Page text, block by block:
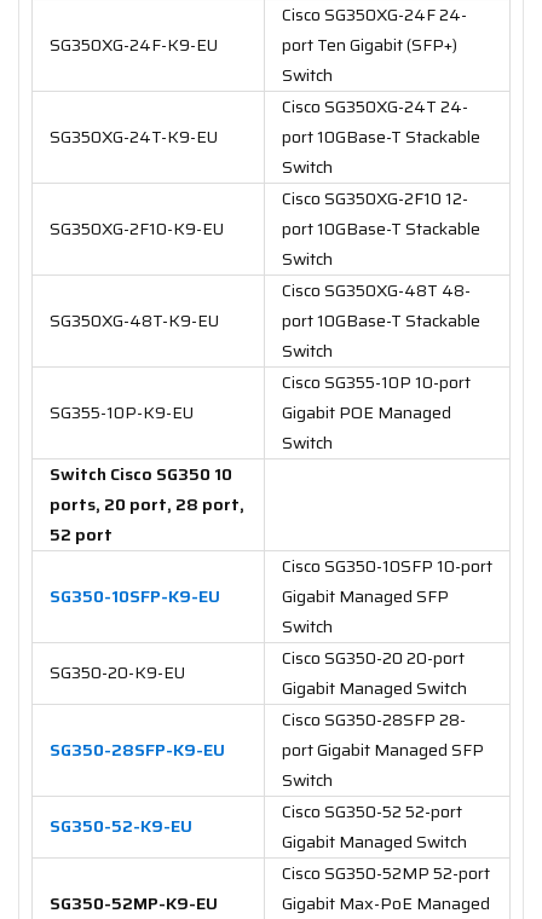
SG350XG-24F-K9-EU
Cisco SG350XG-24F 24-
port Ten Gigabit (SFP+)
Switch
SG350XG-24T-K9-EU
Cisco SG350XG-24T 24-
port 10GBase-T Stackable
Switch
SG350XG-2F10-K9-EU
Cisco SG350XG-2F10 12-
port 10GBase-T Stackable
Switch
SG350XG-48T-K9-EU
Cisco SG350XG-48T 48-
port 10GBase-T Stackable
Switch
SG355-10P-K9-EU
Cisco SG355-10P 10-port
Gigabit POE Managed
Switch
Switch Cisco SG350 10
ports, 20 port, 28 port,
52 port
SG350-10SFP-K9-EU
Cisco SG350-10SFP 10-port
Gigabit Managed SFP
Switch
SG350-20-K9-EU
Cisco SG350-20 20-port
Gigabit Managed Switch
SG350-28SFP-K9-EU
Cisco SG350-28SFP 28-
port Gigabit Managed SFP
Switch
SG350-52-K9-EU
Cisco SG350-52 52-port
Gigabit Managed Switch
SG350-52MP-K9-EU
Cisco SG350-52MP 52-port
Gigabit Max-PoE Managed